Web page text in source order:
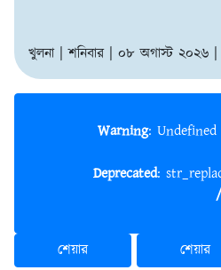
খুলনা | শনিবার | ০৮ অগাস্ট ২০২৬ |
Warning :
Deprecated :
শেয়ার
শেয়ার